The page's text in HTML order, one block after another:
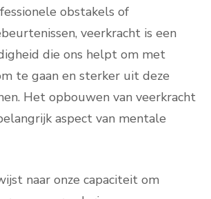
obstakels of
veerkracht is een
die ons helpt om met
te gaan en sterker uit deze
Het opbouwen van veerkracht
aspect van mentale
naar onze capaciteit om